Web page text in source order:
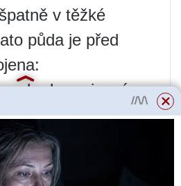
v těžké
půda je před
nebo borovicové